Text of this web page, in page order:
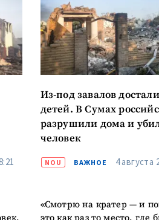
Из-под завалов
детей. В Сумах
разрушили дома и
человек
NOU ВАЖНОЕ 4 августа
«Смотрю на кратер — и
это как раз то место, где
МОЯ НОВОСТЬ
+ Загрузить
Текст новости + Добавить текст